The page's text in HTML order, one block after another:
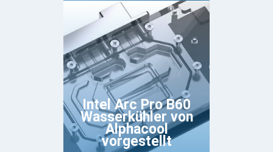
Intel Arc Pro B60
Wasserkühler von
Alphacool
vorgestellt